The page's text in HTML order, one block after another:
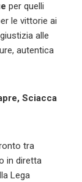
per quelli
le vittorie ai
alle
autentica
Sciacca
tra
in diretta
Lega